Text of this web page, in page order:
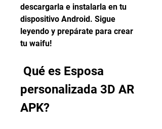
descargarla e instalarla en tu
dispositivo Android. Sigue
leyendo y prepárate para crear
tu waifu!
personalizada 3D AR
APK?